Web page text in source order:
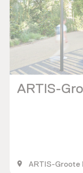
ARTIS-
ARTIS-Groote